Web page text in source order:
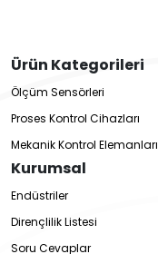
Ürün Kategorileri
Ölçüm Sensörleri
Proses Kontrol Cihazları
Mekanik Kontrol Elemanları
Kurumsal
Endüstriler
Dirençlilik Listesi
Soru Cevaplar